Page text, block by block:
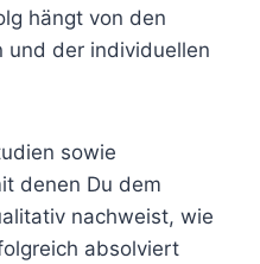
hängt von den
und der individuellen
sowie
denen Du dem
nachweist, wie
absolviert